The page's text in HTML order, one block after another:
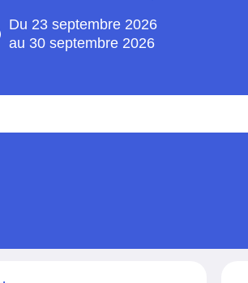
Du 23 septembre 2026
au 30 septembre 2026